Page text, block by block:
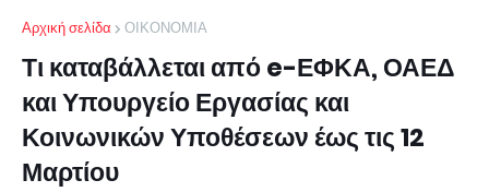
Αρχική σελίδα ΟΙΚΟΝΟΜΙΑ
Τι καταβάλλεται από e-ΕΦΚΑ, ΟΑΕΔ
και Υπουργείο Εργασίας και
Κοινωνικών Υποθέσεων έως τις 12
Μαρτίου